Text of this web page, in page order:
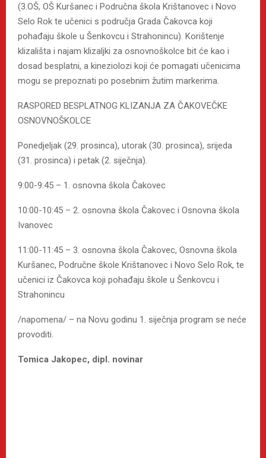
(3.OŠ, OŠ Kuršanec i Područna škola Krištanovec i Novo
Selo Rok te učenici s područja Grada Čakovca koji
pohađaju škole u Šenkovcu i Strahonincu). Korištenje
klizališta i najam klizaljki za osnovnoškolce bit će kao i
dosad besplatni, a kineziolozi koji će pomagati učenicima
mogu se prepoznati po posebnim žutim markerima.
RASPORED BESPLATNOG KLIZANJA ZA ČAKOVEČKE
OSNOVNOŠKOLCE
Ponedjeljak (29. prosinca), utorak (30. prosinca), srijeda
(31. prosinca) i petak (2. siječnja).
9:00-9:45 – 1. osnovna škola Čakovec
10:00-10:45 – 2. osnovna škola Čakovec i Osnovna škola
Ivanovec
11:00-11:45 – 3. osnovna škola Čakovec, Osnovna škola
Kuršanec, Područne škole Krištanovec i Novo Selo Rok, te
učenici iz Čakovca koji pohađaju škole u Šenkovcu i
Strahonincu
/napomena/ – na Novu godinu 1. siječnja program se neće
provoditi.
Tomica Jakopec, dipl. novinar